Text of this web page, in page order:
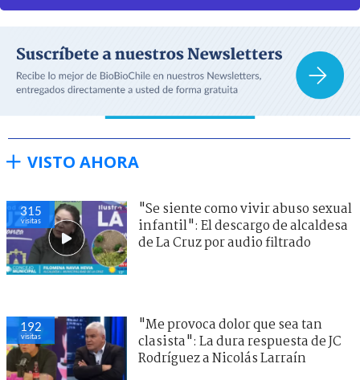
VISTO AHORA
315
visitas
"Se siente como vivir abuso sexual
infantil": El descargo de alcaldesa
de La Cruz por audio filtrado
192
visitas
"Me provoca dolor que sea tan
clasista": La dura respuesta de JC
Rodríguez a Nicolás Larraín